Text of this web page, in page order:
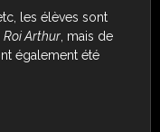
les élèves sont
Roi Arthur , mais de
également été